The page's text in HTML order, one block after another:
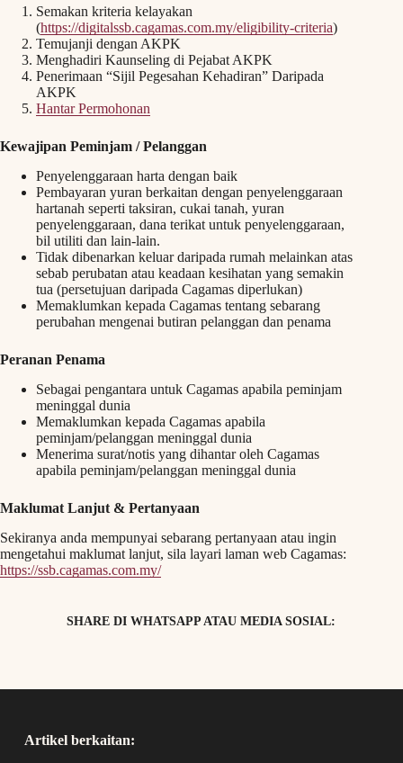
Semakan kriteria kelayakan
(https://digitalssb.cagamas.com.my/eligibility-criteria)
Temujanji dengan AKPK
Menghadiri Kaunseling di Pejabat AKPK
Penerimaan “Sijil Pegesahan Kehadiran” Daripada
AKPK
Hantar Permohonan
Kewajipan Peminjam / Pelanggan
Penyelenggaraan harta dengan baik
Pembayaran yuran berkaitan dengan penyelenggaraan
hartanah seperti taksiran, cukai tanah, yuran
penyelenggaraan, dana terikat untuk penyelenggaraan,
bil utiliti dan lain-lain.
Tidak dibenarkan keluar daripada rumah melainkan atas
sebab perubatan atau keadaan kesihatan yang semakin
tua (persetujuan daripada Cagamas diperlukan)
Memaklumkan kepada Cagamas tentang sebarang
perubahan mengenai butiran pelanggan dan penama
Peranan Penama
Sebagai pengantara untuk Cagamas apabila peminjam
meninggal dunia
Memaklumkan kepada Cagamas apabila
peminjam/pelanggan meninggal dunia
Menerima surat/notis yang dihantar oleh Cagamas
apabila peminjam/pelanggan meninggal dunia
Maklumat Lanjut & Pertanyaan
Sekiranya anda mempunyai sebarang pertanyaan atau ingin
mengetahui maklumat lanjut, sila layari laman web Cagamas:
https://ssb.cagamas.com.my/
SHARE DI WHATSAPP ATAU MEDIA SOSIAL:
Artikel berkaitan: